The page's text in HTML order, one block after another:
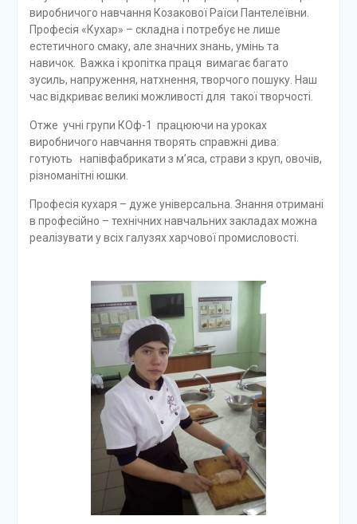
виробничого навчання Козакової Раїси Пантелеївни.
Професія «Кухар» – складна і потребує не лише
естетичного смаку, але значних знань, умінь та
навичок. Важка і кропітка праця вимагає багато
зусиль, напруження, натхнення, творчого пошуку. Наш
час відкриває великі можливості для такої творчості.
Отже учні групи КОф-1 працюючи на уроках
виробничого навчання творять справжні дива:
готують напівфабрикати з м’яса, страви з круп, овочів,
різноманітні юшки.
Професія кухаря – дуже універсальна. Знання отримані
в професійно – технічних навчальних закладах можна
реалізувати у всіх галузях харчової промисловості.